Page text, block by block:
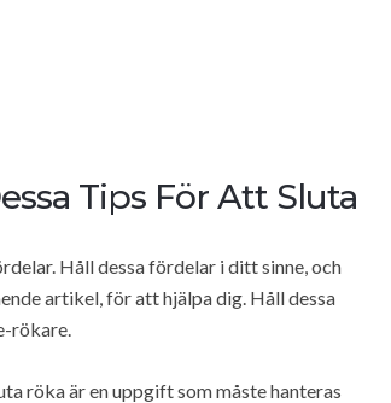
Tips För Att Sluta
Håll dessa fördelar i ditt sinne, och
artikel, för att hjälpa dig. Håll dessa
rökare.
röka är en uppgift som måste hanteras